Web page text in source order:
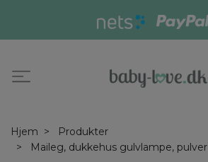
Hjem
Produkter
Maileg, dukkehus gulvlampe, pulver